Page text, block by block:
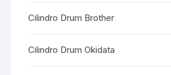
Cilindro Drum Brother
Cilindro Drum Okidata